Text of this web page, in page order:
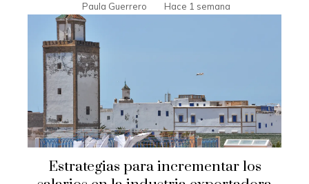
Paula Guerrero Hace 1 semana
Estrategias para incrementar los